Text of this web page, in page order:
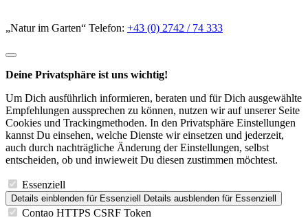
„Natur im Garten“ Telefon: +43 (0) 2742 / 74 333
Deine Privatsphäre ist uns wichtig!
Um Dich ausführlich informieren, beraten und für Dich ausgewählte
Empfehlungen aussprechen zu können, nutzen wir auf unserer Seite
Cookies und Trackingmethoden. In den Privatsphäre Einstellungen
kannst Du einsehen, welche Dienste wir einsetzen und jederzeit,
auch durch nachträgliche Änderung der Einstellungen, selbst
entscheiden, ob und inwieweit Du diesen zustimmen möchtest.
Essenziell
Details einblenden für Essenziell Details ausblenden für Essenziell
Contao HTTPS CSRF Token